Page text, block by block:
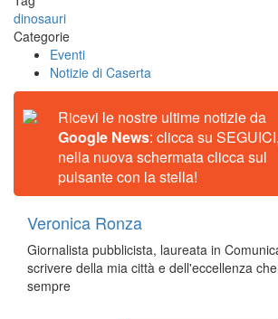
dinosauri
Categorie
Eventi
Notizie di Caserta
Ricevi le nostre ultime notizie da
Google News: clicca su
nella nuova schermata clicca sul
pulsante con la stella!
Veronica Ronza
Giornalista pubblicista, laureata in
scrivere della mia città e dell'eccellenza
sempre